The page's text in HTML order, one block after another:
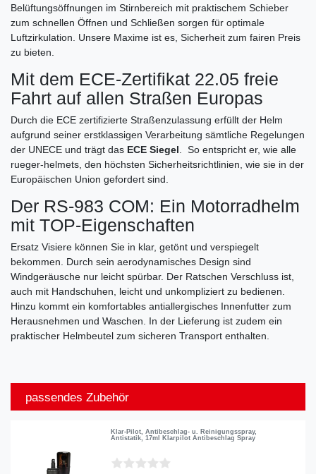
Belüftungsöffnungen im Stirnbereich mit praktischem Schieber
zum schnellen Öffnen und Schließen sorgen für optimale
Luftzirkulation. Unsere Maxime ist es, Sicherheit zum fairen Preis
zu bieten.
Mit dem ECE-Zertifikat 22.05 freie
Fahrt auf allen Straßen Europas
Durch die ECE zertifizierte Straßenzulassung erfüllt der Helm
aufgrund seiner erstklassigen Verarbeitung sämtliche Regelungen
der UNECE und trägt das ECE Siegel. So entspricht er, wie alle
rueger-helmets, den höchsten Sicherheitsrichtlinien, wie sie in der
Europäischen Union gefordert sind.
Der RS-983 COM: Ein Motorradhelm
mit TOP-Eigenschaften
Ersatz Visiere können Sie in klar, getönt und verspiegelt
bekommen. Durch sein aerodynamisches Design sind
Windgeräusche nur leicht spürbar. Der Ratschen Verschluss ist,
auch mit Handschuhen, leicht und unkompliziert zu bedienen.
Hinzu kommt ein komfortables antiallergisches Innenfutter zum
Herausnehmen und Waschen. In der Lieferung ist zudem ein
praktischer Helmbeutel zum sicheren Transport enthalten.
passendes Zubehör
Klar-Pilot, Antibeschlag- u. Reinigungsspray,
Antistatik, 17ml Klarpilot Antibeschlag Spray